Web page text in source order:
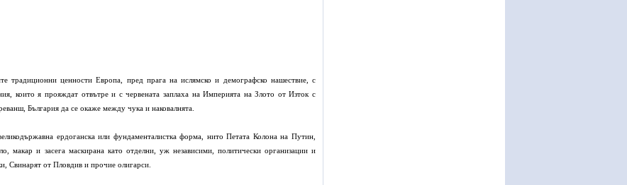
традиционни ценности Европа, пред прага на ислямско и демографско нашествие, с
които я прояждат отвътре и с червената заплаха на Империята на Злото от Изток с
България да се окаже между чука и наковалнята.
ердоганска или фундаменталистка форма, нито Петата Колона на Путин,
макар и засега маскирана като отделни, уж независими, политически организации и
от Пловдив и прочие олигарси.